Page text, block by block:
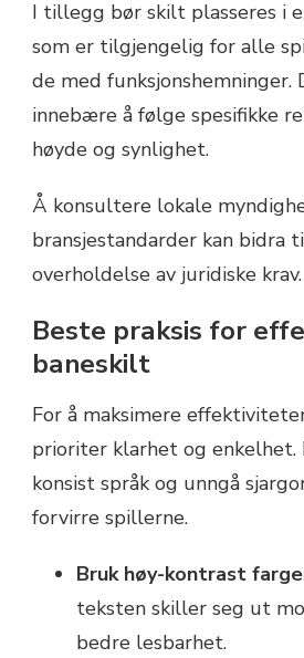
I tillegg bør skilt plasseres i
som er tilgjengelig for alle
de med funksjonshemninger.
innebære å følge spesifikke
høyde og synlighet.
Å konsultere lokale
bransjestandarder kan bidra
overholdelse av juridiske krav.
Beste praksis for
baneskilt
For å maksimere
prioriter klarhet og enkelhet.
konsist språk og unngå
forvirre spillerne.
Bruk høy-kontrast
teksten skiller seg ut
bedre lesbarhet.